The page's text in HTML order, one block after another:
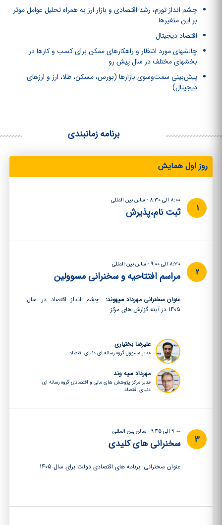
چشم‏ انداز تورم، رشد اقتصادی و بازار ارز به همراه تحلیل عوامل موثر
بر این متغیرها
اقتصاد دیجیتال
چالش‏های مورد انتظار و راهکارهای ممکن برای کسب و کارها در
بخش‏های مختلف در سال پیش رو
پیش‌بینی سمت‌وسوی بازارها (بورس، مسکن، طلا، ارز و ارزهای
دیجیتال)
برنامه زمانبندی
روز اول همایش
8:00 الی 8:30 - سالن بین المللی
ثبت نام،پذیرش 1
8:30 الی 9:00 - سالن بین المللی
مراسم افتتاحیه و سخنرانی مسوولین
عنوان سخنرانی مهرداد سپهوند:
چشم انداز اقتصاد در سال
1405 در آینه گزارش های مرکز
علیرضا بختیاری
مدیر مسوول گروه رسانه ای دنیای اقتصاد
مهرداد سپه وند
مدیر مرکز پژوهش های مالی و اقتصادی گروه رسانه ای
دنیای اقتصاد
2
9:00 الی 9:45 - سالن بین المللی
سخنرانی های کلیدی
عنوان سخنرانی: برنامه های اقتصادی دولت برای سال 1405
3